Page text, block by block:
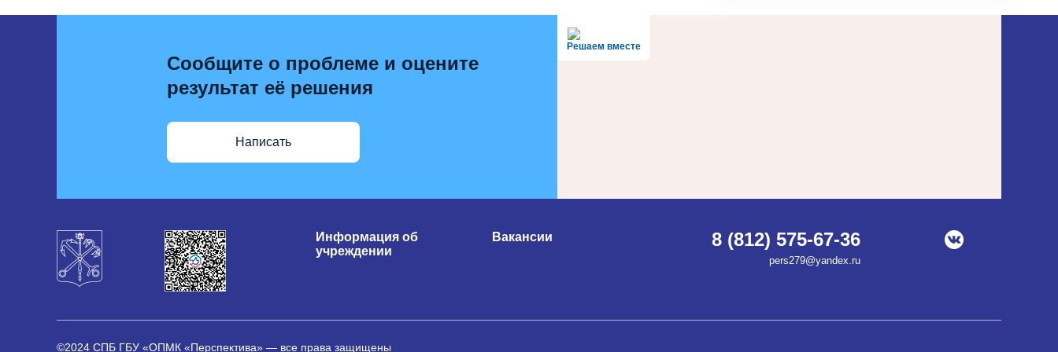
Решаем вместе
Сообщите о проблеме и оцените
результат её решения
Написать
Информация об
учреждении
Вакансии 8 (812) 575-67-36
pers279@yandex.ru
©2024 СПБ ГБУ «ОПМК «Перспектива» — все права защищены